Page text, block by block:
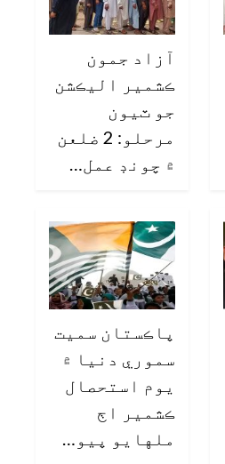
آزاد جمون
ڪشمير اليڪشن
جو ٽيون
مرحلو: 2 ضلعن
۾ چونڊ عمل…
پاڪستان سميت
سموري دنيا ۾
يوم استحصال
ڪشمير اڄ
ملهايو پيو…